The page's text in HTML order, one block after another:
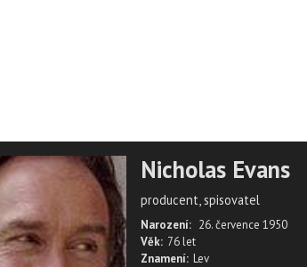
Nicholas Evans
producent, spisovatel
Narození: 26. července 1950
Věk: 76 let
Znamení: Lev